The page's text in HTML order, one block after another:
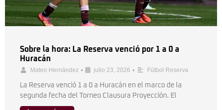
Sobre la hora: La Reserva venció por 1 a 0 a
Huracán
Mateo Hernández • julio 23, 2026 • Fútbol Reserva
La Reserva venció 1 a 0 a Huracán en el marco de la
segunda fecha del Torneo Clausura Proyección. El